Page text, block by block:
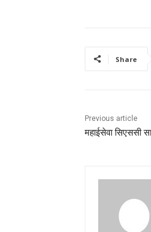
Share
Previous article
महाईसेवा सिएससी